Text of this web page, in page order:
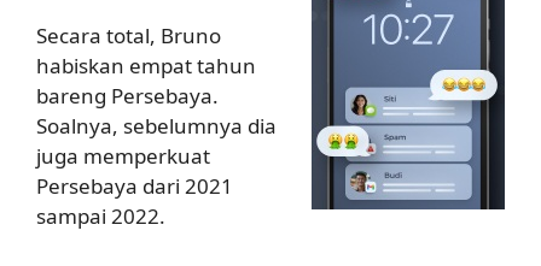
Secara total, Bruno
habiskan empat tahun
bareng Persebaya.
Soalnya, sebelumnya dia
juga memperkuat
Persebaya dari 2021
sampai 2022.